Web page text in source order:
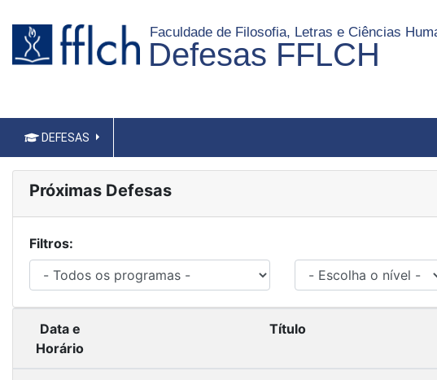
Faculdade de Filosofia, Letras e Ciências
Defesas FFLCH
DEFESAS
Próximas Defesas
Filtros:
Data e
Horário
Título